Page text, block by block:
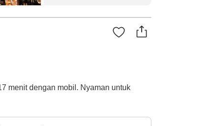
menit dengan mobil. Nyaman untuk